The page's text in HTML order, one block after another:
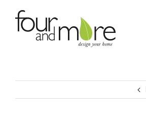
content